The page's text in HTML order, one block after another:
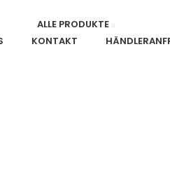
ALLE PRODUKTE
KONTAKT